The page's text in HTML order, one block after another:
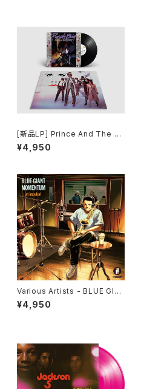
[新品LP] Prince And The R
evolution ? Purple Rain / プ
リンス／パープル・レイン
¥4,950
Various Artists - BLUE GIA
NT MOMENTUM @ impuls
e!(LP)
¥4,950